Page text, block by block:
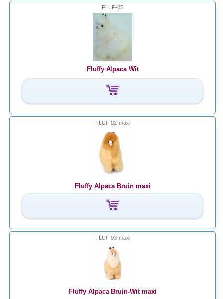
FLUF-05
Fluffy Alpaca Wit
FLUF-02-maxi
Fluffy Alpaca Bruin maxi
FLUF-03-maxi
Fluffy Alpaca Bruin-Wit maxi